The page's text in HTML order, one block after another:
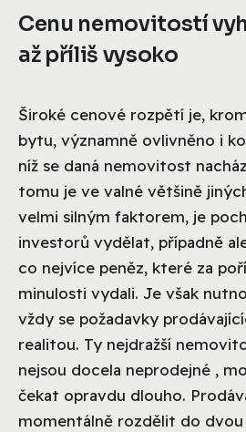
Cenu nemovitostí
až příliš vysoko
Široké cenové rozpětí je,
bytu, významně ovlivněno i
níž se daná nemovitost
tomu je ve valné většině
velmi silným faktorem, je
investorů vydělat, případně
co nejvíce peněz, které za
minulosti vydali. Je však
vždy se požadavky
realitou. Ty nejdražší
nejsou docela neprodejné ,
čekat opravdu dlouho.
momentálně rozdělit do dvou